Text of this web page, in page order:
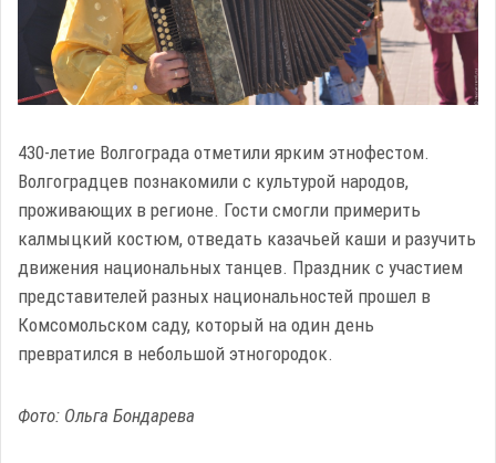
430-летие Волгограда отметили ярким этнофестом.
Волгоградцев познакомили с культурой народов,
проживающих в регионе. Гости смогли примерить
калмыцкий костюм, отведать казачьей каши и разучить
движения национальных танцев. Праздник с участием
представителей разных национальностей прошел в
Комсомольском саду, который на один день
превратился в небольшой этногородок.
Фото: Ольга Бондарева